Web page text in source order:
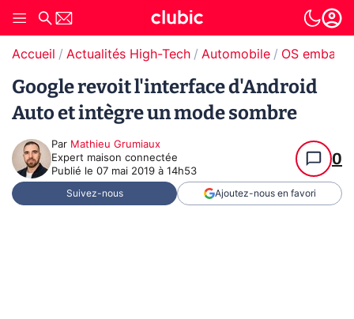
Accueil Actualités High-Tech Automobile OS
Google revoit l'interface d'Android
Auto et intègre un mode sombre
Par Mathieu Grumiaux
Expert maison connectée
Publié le 07 mai 2019 à 14h53
0
Suivez-nous Ajoutez-nous en favori